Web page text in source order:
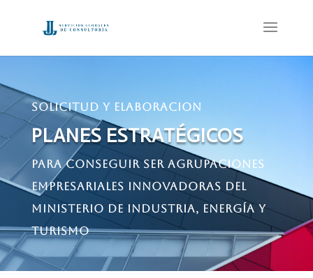
SOLICITUD Y ELABORACION
PLANES ESTRATÉGICOS
PARA CONSEGUIR SER AGRUPACIONES
EMPRESARIALES INNOVADORAS DEL
MINISTERIO DE INDUSTRIA, ENERGÍA Y
TURISMO